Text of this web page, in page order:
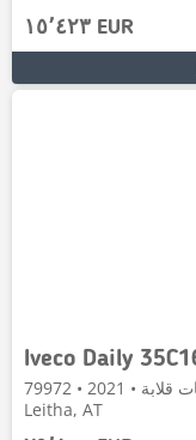
١٥٬٤٢٣ EUR
شاحنات قلابة • 2021 • 79972km • Gemeinde Bruck an der
Leitha, AT